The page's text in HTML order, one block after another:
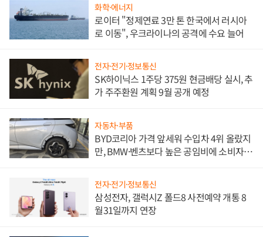
화학·에너지
로이터 "정제연료 3만 톤 한국에서 러시아
로 이동", 우크라이나의 공격에 수요 늘어
전자·전기·정보통신
SK하이닉스 1주당 375원 현금배당 실시, 추
가 주주환원 계획 9월 공개 예정
자동차·부품
BYD코리아 가격 앞세워 수입차 4위 올랐지
만, BMW·벤츠보다 높은 공임비에 소비자
전자·전기·정보통신
삼성전자, 갤럭시Z 폴드8 사전예약 개통 8
월31일까지 연장